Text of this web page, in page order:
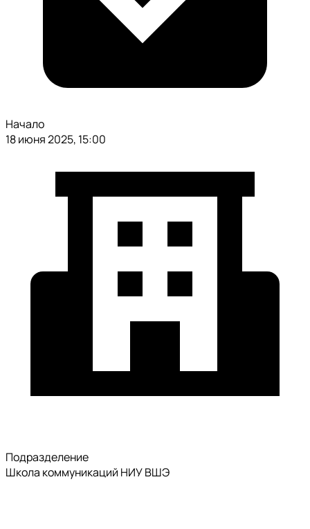
Начало
18 июня 2025, 15:00
Подразделение
Школа коммуникаций НИУ ВШЭ